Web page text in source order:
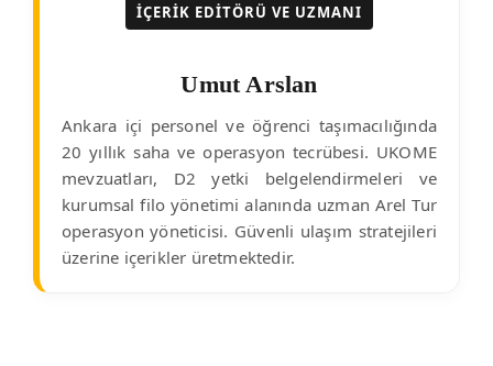
İÇERIK EDITÖRÜ VE UZMANI
Umut Arslan
Ankara içi personel ve öğrenci taşımacılığında
20 yıllık saha ve operasyon tecrübesi. UKOME
mevzuatları, D2 yetki belgelendirmeleri ve
kurumsal filo yönetimi alanında uzman Arel Tur
operasyon yöneticisi. Güvenli ulaşım stratejileri
üzerine içerikler üretmektedir.